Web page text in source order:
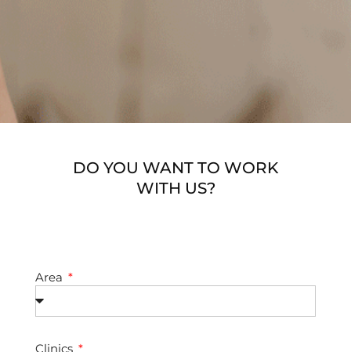
DO YOU WANT TO WORK
WITH US?
Area
Clinics